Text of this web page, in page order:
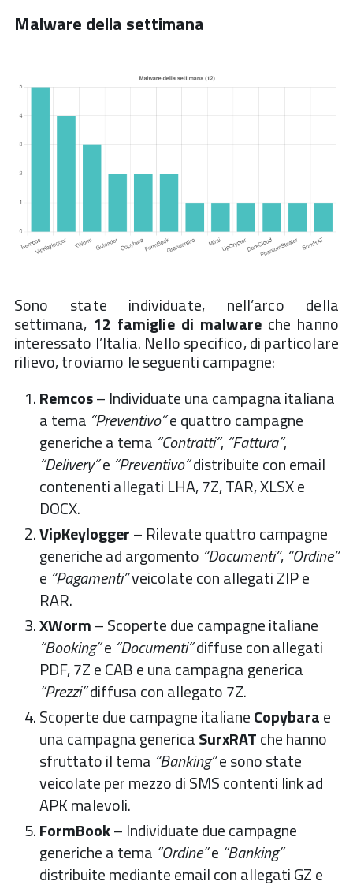
Malware della settimana
Sono state individuate, nell’arco della
settimana, 12 famiglie di malwareche hanno
interessato l’Italia. Nello specifico, di particolare
rilievo, troviamo le seguenti campagne:
Remcos– Individuate una campagna italiana
a tema “Preventivo”e quattro campagne
generiche a tema “Contratti”, “Fattura”,
“Delivery”e “Preventivo”distribuite con email
contenenti allegati LHA, 7Z, TAR, XLSX e
DOCX.
VipKeylogger– Rilevate quattro campagne
generiche ad argomento “Documenti”, “Ordine”
e “Pagamenti”veicolate con allegati ZIP e
RAR.
XWorm– Scoperte due campagne italiane
“Booking”e “Documenti”diffuse con allegati
PDF, 7Z e CAB e una campagna generica
“Prezzi”diffusa con allegato 7Z.
Scoperte due campagne italianeCopybarae
una campagna genericaSurxRATche hanno
sfruttato il tema “Banking”e sono state
veicolate per mezzo di SMS contenti link ad
APK malevoli.
FormBook– Individuate due campagne
generiche a tema “Ordine”e “Banking”
distribuite mediante email con allegati GZ e